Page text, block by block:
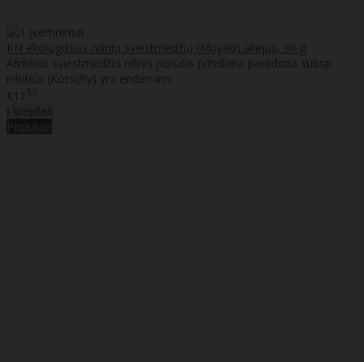
KN ekologiškas nilinių sviestmedžių (Muyao) aliejus, 90 g
Afrikinio sviestmedžio nilinis porūšis (Vitellaria paradoxa subsp.
nilotica (Kotschy) yra endeminis ..
€1280
Populiari